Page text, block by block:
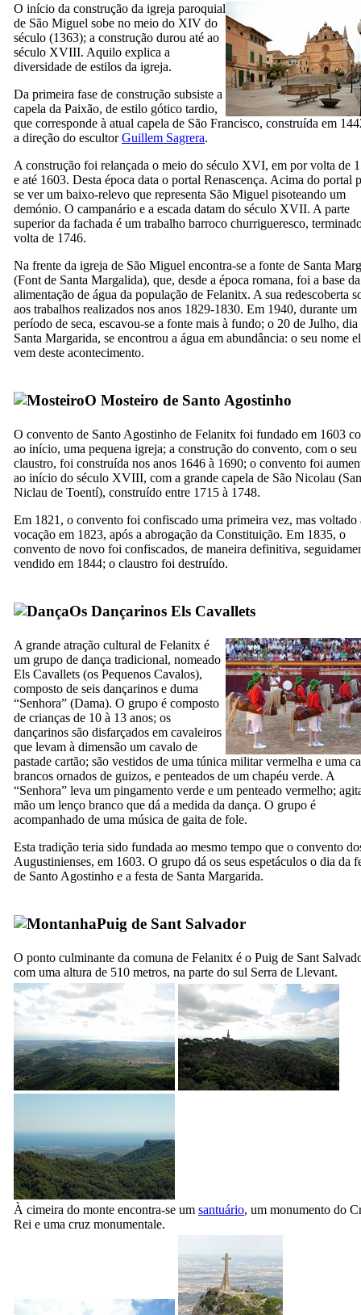
O início da construção da igreja paroquial
de São Miguel sobe no meio do XIV do
século (1363); a construção durou até ao
século XVIII. Aquilo explica a
diversidade de estilos da igreja.
Da primeira fase de construção subsiste a
capela da Paixão, de estilo gótico tardio,
que corresponde à atual capela de São Francisco, construída em
a direção do escultorGuillem Sagrera.
A construção foi relançada o meio do século XVI, em por volta de
e até 1603. Desta época data o portal Renascença. Acima do portal
se ver um baixo-relevo que representa São Miguel pisoteando um
demónio. O campanário e a escada datam do século XVII. A parte
superior da fachada é um trabalho barroco churrigueresco,
volta de 1746.
Na frente da igreja de São Miguel encontra-se a fonte de Santa
(Font de Santa Margalida), que, desde a época romana, foi a base da
alimentação de água da população de Felanitx. A sua redescoberta
aos trabalhos realizados nos anos 1829-1830. Em 1940, durante um
período de seca, escavou-se a fonte mais à fundo; o 20 de Julho, dia
Santa Margarida, se encontrou a água em abundância: o seu nome
vem deste acontecimento.
O Mosteiro de Santo Agostinho
O convento de Santo Agostinho de Felanitx foi fundado em 1603
ao início, uma pequena igreja; a construção do convento, com o seu
claustro, foi construída nos anos 1646 à 1690; o convento foi
ao início do século XVIII, com a grande capela de São Nicolau (
Niclau de Toentí), construído entre 1715 à 1748.
Em 1821, o convento foi confiscado uma primeira vez, mas voltado
vocação em 1823, após a abrogação da Constituição. Em 1835, o
convento de novo foi confiscados, de maneira definitiva,
vendido em 1844; o claustro foi destruído.
Os Dançarinos Els Cavallets
A grande atração cultural de Felanitx é
um grupo de dança tradicional, nomeado
Els Cavallets (os Pequenos Cavalos),
composto de seis dançarinos e duma
“Senhora” (Dama). O grupo é composto
de crianças de 10 à 13 anos; os
dançarinos são disfarçados em cavaleiros
que levam à dimensão um cavalo de
pastade cartão; são vestidos de uma túnica militar vermelha e uma
brancos ornados de guizos, e penteados de um chapéu verde. A
“Senhora” leva um pingamento verde e um penteado vermelho;
mão um lenço branco que dá a medida da dança. O grupo é
acompanhado de uma música de gaita de fole.
Esta tradição teria sido fundada ao mesmo tempo que o convento
Augustinienses, em 1603. O grupo dá os seus espetáculos o dia da
de Santo Agostinho e a festa de Santa Margarida.
Puig de Sant Salvador
O ponto culminante da comuna de Felanitx é o Puig de Sant
com uma altura de 510 metros, na parte do sul Serra de Llevant.
À cimeira do monte encontra-se um santuário, um monumento do
Rei e uma cruz monumentale.